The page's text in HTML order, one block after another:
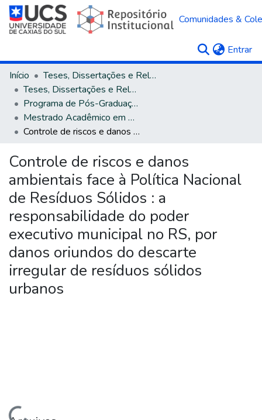
Comunidades &
Entrar
Início
Teses, Dissertações e Relatórios
Teses, Dissertações e Relatórios defendidos na UCS
Programa de Pós-Graduação em Direito
Mestrado Acadêmico em Direito
Controle de riscos e danos ambientais face à Política Nacional de Resíduos Sólidos : a responsabilidade do poder executivo municipal no RS, por danos oriundos do descarte irregular de resíduos sólidos urbanos
Controle de riscos e danos
ambientais face à Política Nacional
de Resíduos Sólidos : a
responsabilidade do poder
executivo municipal no RS, por
danos oriundos do descarte
irregular de resíduos sólidos
urbanos